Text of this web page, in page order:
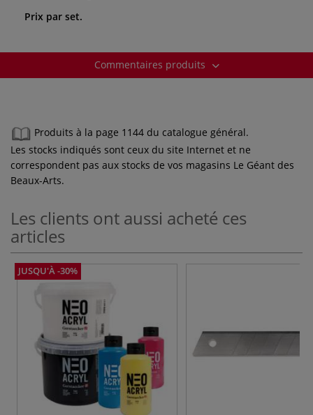
Prix par set.
Commentaires produits
Produits à la page 1144 du catalogue général.
Les stocks indiqués sont ceux du site Internet et ne
correspondent pas aux stocks de vos magasins Le Géant des
Beaux-Arts.
Les clients ont aussi acheté ces
articles
JUSQU'À -30%